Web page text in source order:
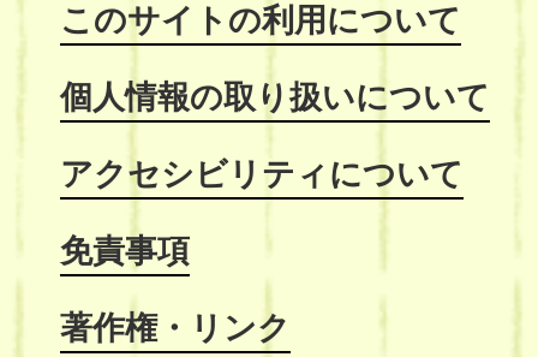
このサイトの利用について
個人情報の取り扱いについて
アクセシビリティについて
免責事項
著作権・リンク